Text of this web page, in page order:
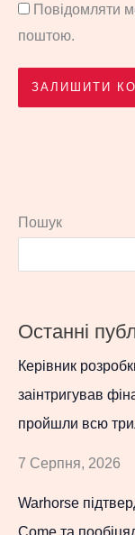
Повідомляти
поштою.
Пошук
Останні
Керівник
заінтригував
пройшли всю
7 Серпня, 2026
Warhorse
Come та